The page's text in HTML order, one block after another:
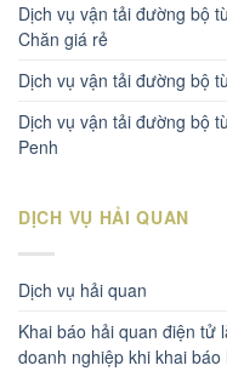
Dịch vụ vận tải đường bộ
Chăn giá rẻ
Dịch vụ vận tải đường bộ
Dịch vụ vận tải đường bộ
Penh
DỊCH VỤ HẢI QUAN
Dịch vụ hải quan
Khai báo hải quan điện tử
doanh nghiệp khi khai